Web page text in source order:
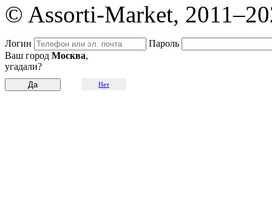
© Assorti-Market,
Логин
Пароль
Ваш город Москва,
угадали?
Нет